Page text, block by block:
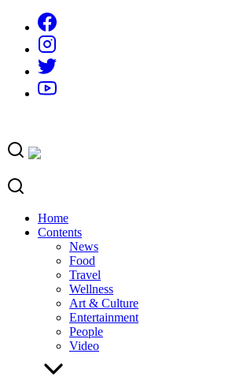
content
Home
Contents
News
Food
Travel
Wellness
Art & Culture
Entertainment
People
Video